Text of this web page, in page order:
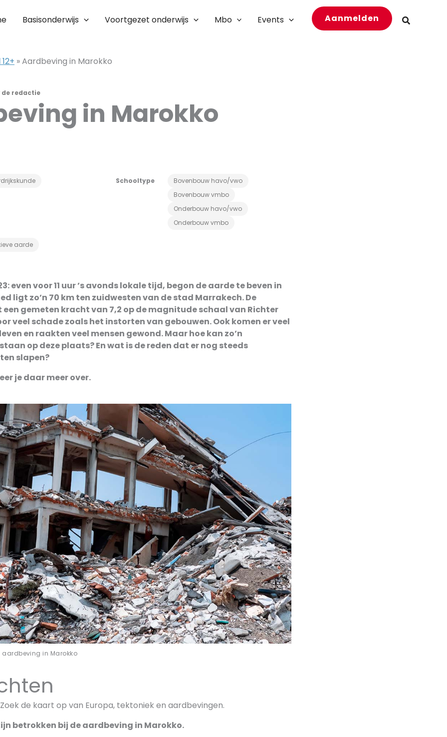
Basisonderwijs Voortgezet onderwijs Mbo Events Aanmelden Zoeken
»Aardbeving in Marokko
de redactie
Schooltype
Bovenbouw havo/vwo
Bovenbouw vmbo
Onderbouw havo/vwo
Onderbouw vmbo
aarde
in Marokko
even voor 11 uur ’s avonds lokale tijd, begon de aarde te beven in
ligt zo’n 70 km ten zuidwesten van de stad Marrakech. De
gemeten kracht van 7,2 op de magnitude schaal van Richter
veel schade zoals het instorten van gebouwen. Ook komen er veel
en raakten veel mensen gewond. Maar hoe kan zo’n
op deze plaats? En wat is de reden dat er nog steeds
slapen?
je daar meer over.
in Marokko
de kaart op van Europa, tektoniek en aardbevingen.
betrokken bij de aardbeving in Marokko.